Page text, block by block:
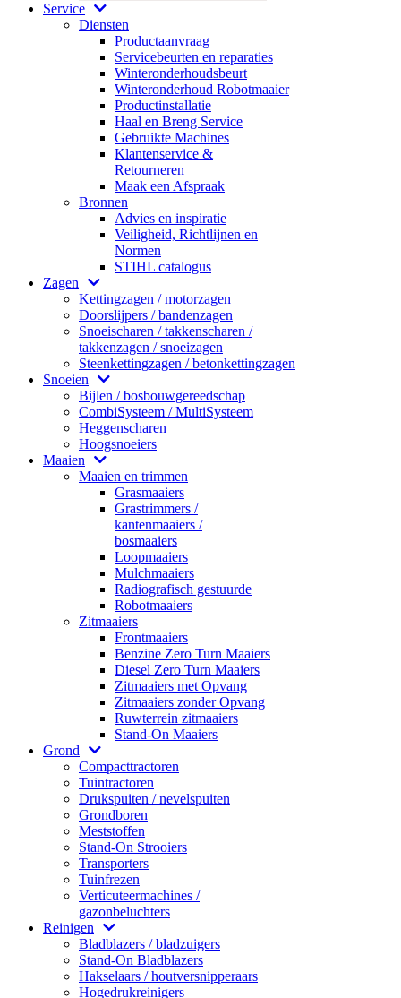
Service
Diensten
Productaanvraag
Servicebeurten en reparaties
Winteronderhoudsbeurt
Winteronderhoud Robotmaaier
Productinstallatie
Haal en Breng Service
Gebruikte Machines
Klantenservice &
Retourneren
Maak een Afspraak
Bronnen
Advies en inspiratie
Veiligheid, Richtlijnen en
Normen
STIHL catalogus
Zagen
Kettingzagen / motorzagen
Doorslijpers / bandenzagen
Snoeischaren / takkenscharen /
takkenzagen / snoeizagen
Steenkettingzagen / betonkettingzagen
Snoeien
Bijlen / bosbouwgereedschap
CombiSysteem / MultiSysteem
Heggenscharen
Hoogsnoeiers
Maaien
Maaien en trimmen
Grasmaaiers
Grastrimmers /
kantenmaaiers /
bosmaaiers
Loopmaaiers
Mulchmaaiers
Radiografisch gestuurde
Robotmaaiers
Zitmaaiers
Frontmaaiers
Benzine Zero Turn Maaiers
Diesel Zero Turn Maaiers
Zitmaaiers met Opvang
Zitmaaiers zonder Opvang
Ruwterrein zitmaaiers
Stand-On Maaiers
Grond
Compacttractoren
Tuintractoren
Drukspuiten / nevelspuiten
Grondboren
Meststoffen
Stand-On Strooiers
Transporters
Tuinfrezen
Verticuteermachines /
gazonbeluchters
Reinigen
Bladblazers / bladzuigers
Stand-On Bladblazers
Hakselaars / houtversnipperaars
Hogedrukreinigers